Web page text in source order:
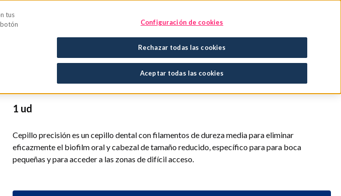
Encuentra tu tratamiento
CN: 2194915
Cepillo de dientes Precisión medio
1 ud
Cepillo precisión es un cepillo dental con filamentos de dureza media para eliminar
eficazmente el biofilm oral y cabezal de tamaño reducido, específico para para boca
pequeñas y para acceder a las zonas de difícil acceso.
tus
Configuración de cookies
Rechazar todas las cookies
Aceptar todas las cookies